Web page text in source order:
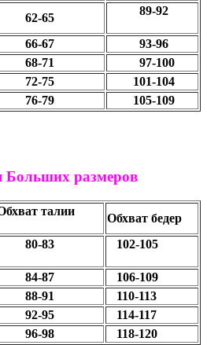
62-65
89-92
66-67
93-96
68-71
97-100
72-75
101-104
76-79 105-109
Больших размеров
талии
Обхват бедер
80-83 102-105
84-87
106-109
88-91
110-113
92-95
114-117
96-98 118-120